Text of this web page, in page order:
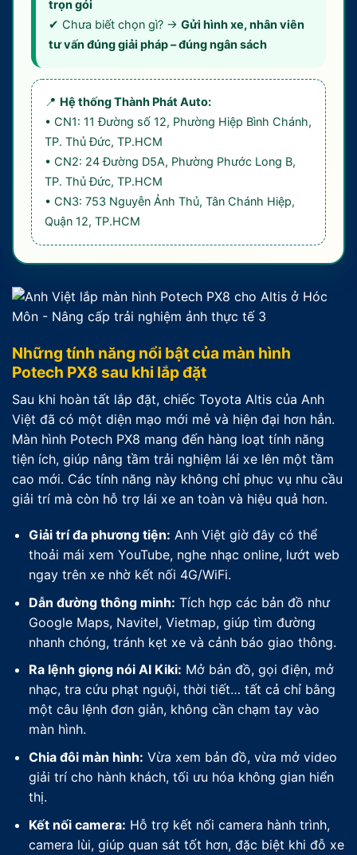
trọn gói
✔ Chưa biết chọn gì? → Gửi hình xe, nhân viên
tư vấn đúng giải pháp – đúng ngân sách
📍 Hệ thống Thành Phát Auto:
• CN1: 11 Đường số 12, Phường Hiệp Bình Chánh,
TP. Thủ Đức, TP.HCM
• CN2: 24 Đường D5A, Phường Phước Long B,
TP. Thủ Đức, TP.HCM
• CN3: 753 Nguyễn Ảnh Thủ, Tân Chánh Hiệp,
Quận 12, TP.HCM
Những tính năng nổi bật của màn hình
Potech PX8 sau khi lắp đặt
Sau khi hoàn tất lắp đặt, chiếc Toyota Altis của Anh
Việt đã có một diện mạo mới mẻ và hiện đại hơn hẳn.
Màn hình Potech PX8 mang đến hàng loạt tính năng
tiện ích, giúp nâng tầm trải nghiệm lái xe lên một tầm
cao mới. Các tính năng này không chỉ phục vụ nhu cầu
giải trí mà còn hỗ trợ lái xe an toàn và hiệu quả hơn.
Giải trí đa phương tiện: Anh Việt giờ đây có thể
thoải mái xem YouTube, nghe nhạc online, lướt web
ngay trên xe nhờ kết nối 4G/WiFi.
Dẫn đường thông minh: Tích hợp các bản đồ như
Google Maps, Navitel, Vietmap, giúp tìm đường
nhanh chóng, tránh kẹt xe và cảnh báo giao thông.
Ra lệnh giọng nói AI Kiki: Mở bản đồ, gọi điện, mở
nhạc, tra cứu phạt nguội, thời tiết… tất cả chỉ bằng
một câu lệnh đơn giản, không cần chạm tay vào
màn hình.
Chia đôi màn hình: Vừa xem bản đồ, vừa mở video
giải trí cho hành khách, tối ưu hóa không gian hiển
thị.
Kết nối camera: Hỗ trợ kết nối camera hành trình,
camera lùi, giúp quan sát tốt hơn, đặc biệt khi đỗ xe